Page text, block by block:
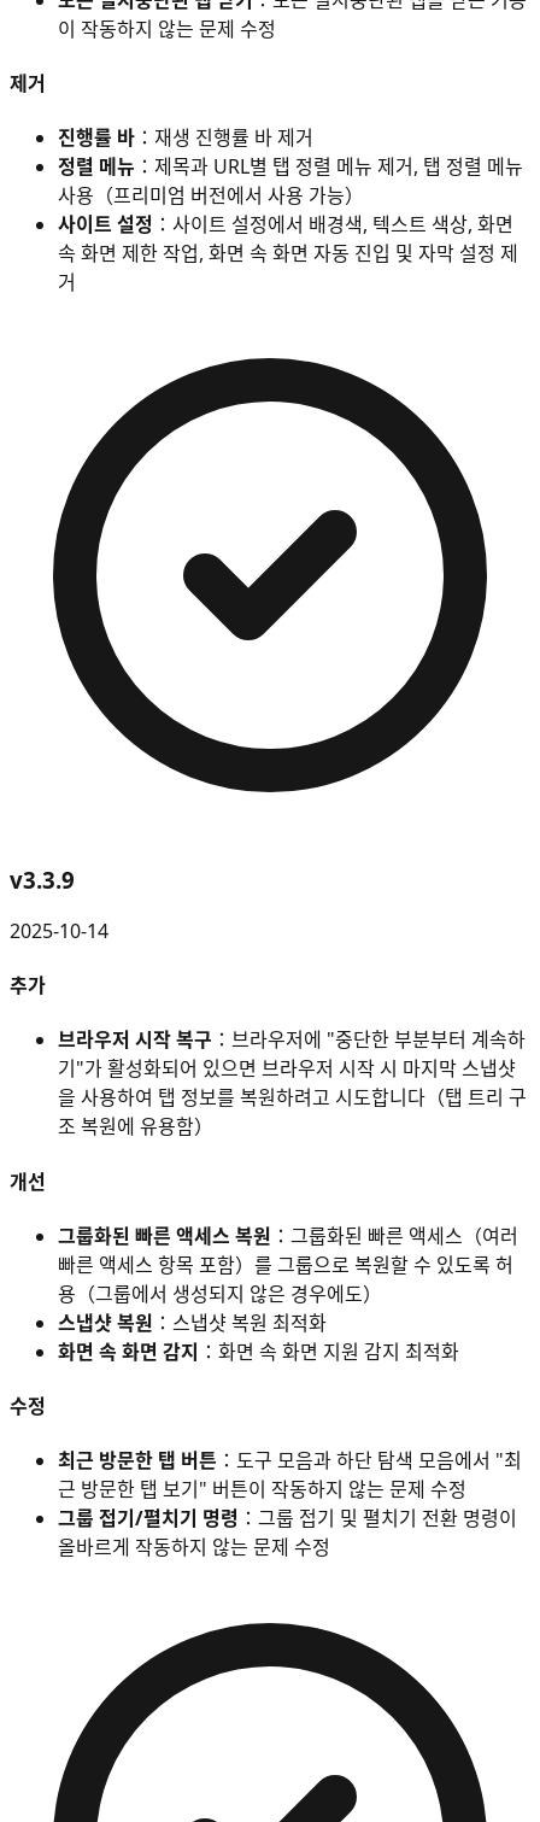
이 작동하지 않는 문제 수정
제거
진행률 바 ：재생 진행률 바 제거
정렬 메뉴 ：제목과 URL별 탭 정렬 메뉴 제거, 탭 정렬 메뉴
사용（프리미엄 버전에서 사용 가능）
사이트 설정 ：사이트 설정에서 배경색, 텍스트 색상, 화면
속 화면 제한 작업, 화면 속 화면 자동 진입 및 자막 설정 제
거
v3.3.9
2025-10-14
추가
브라우저 시작 복구 ：브라우저에 "중단한 부분부터 계속하
기"가 활성화되어 있으면 브라우저 시작 시 마지막 스냅샷
을 사용하여 탭 정보를 복원하려고 시도합니다（탭 트리 구
조 복원에 유용함）
개선
그룹화된 빠른 액세스 복원 ：그룹화된 빠른 액세스（여러
빠른 액세스 항목 포함）를 그룹으로 복원할 수 있도록 허
용（그룹에서 생성되지 않은 경우에도）
스냅샷 복원 ：스냅샷 복원 최적화
화면 속 화면 감지 ：화면 속 화면 지원 감지 최적화
수정
최근 방문한 탭 버튼 ：도구 모음과 하단 탐색 모음에서 "최
근 방문한 탭 보기" 버튼이 작동하지 않는 문제 수정
그룹 접기/펼치기 명령 ：그룹 접기 및 펼치기 전환 명령이
올바르게 작동하지 않는 문제 수정